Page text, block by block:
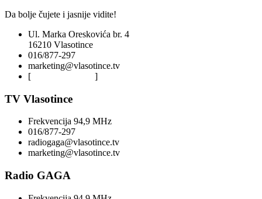
Da bolje čujete i jasnije vidite!
Ul. Marka Oreskovića br. 4
16210 Vlasotince
016/877-297
marketing@vlasotince.tv
[
]
TV Vlasotince
Frekvencija 94,9 MHz
016/877-297
radiogaga@vlasotince.tv
marketing@vlasotince.tv
Radio GAGA